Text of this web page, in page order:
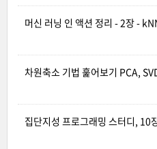
머신 러닝 인 액션 정리 - 2장 -
차원축소 기법 훑어보기 PCA,
집단지성 프로그래밍 스터디, 10